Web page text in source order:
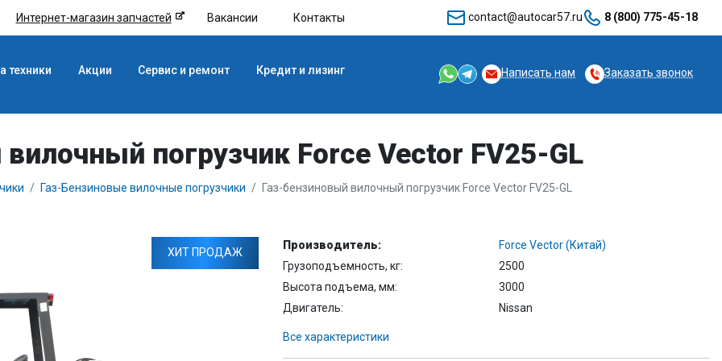
Интернет-магазин запчастей Вакансии Контакты contact@autocar57.ru 8 (800) 775-45-18
техники Акции Сервис и ремонт Кредит и лизинг Написать нам Заказать звонок
погрузчик Force Vector FV25-GL
Газ-Бензиновые вилочные погрузчики Газ-бензиновый вилочный погрузчик Force Vector FV25-GL
ХИТ ПРОДАЖ
Производитель:
Force Vector (Китай)
Грузоподъемность, кг:
2500
Высота подъема, мм:
3000
Двигатель:
Nissan
Все характеристики